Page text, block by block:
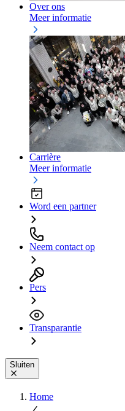
Over ons
Meer informatie
Carrière
Meer informatie
Word een partner
Neem contact op
Pers
Transparantie
Sluiten
Home